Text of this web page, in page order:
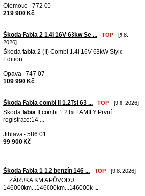
Olomouc - 772 00
219 900 Kč
Škoda Fabia 2 1.4i 16V 63kw Se ... - TOP - [9.8.
2026]
Škoda fabia 2 (II) Combi 1.4i 16V 63kW Style
Edition. ...
Opava - 747 07
109 990 Kč
Škoda Fabia combi II 1.2Tsi 63 ... - TOP - [9.8. 2026]
Škoda fabia II combi 1.2Tsi FAMILY První
registrace:14 ...
Jihlava - 586 01
99 900 Kč
Škoda Fabia 1 1.2 benzín 146 ... - TOP - [9.8. 2026]
... ZÁRUKA KM A PŮVODU...
146000km...146000km...146000k ...